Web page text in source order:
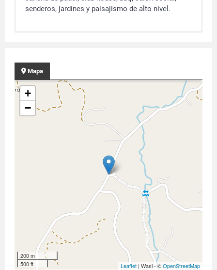
senderos, jardines y paisajismo de alto nivel.
Mapa
+
−
200 m
500 ft
Leaflet | Wasi - ©OpenStreetMap